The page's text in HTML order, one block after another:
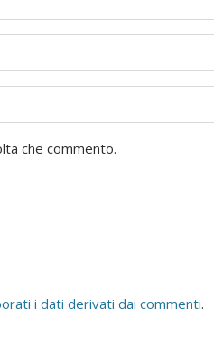
che commento.
i dati derivati dai commenti.